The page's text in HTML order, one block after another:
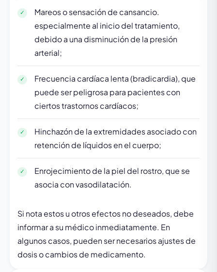
Mareos o sensación de cansancio.
especialmente al inicio del tratamiento,
debido a una disminución de la presión
arterial;
Frecuencia cardíaca lenta (bradicardia), que
puede ser peligrosa para pacientes con
ciertos trastornos cardíacos;
Hinchazón de la extremidades asociado con
retención de líquidos en el cuerpo;
Enrojecimiento de la piel del rostro, que se
asocia con vasodilatación.
Si nota estos u otros efectos no deseados, debe
informar a su médico inmediatamente. En
algunos casos, pueden ser necesarios ajustes de
dosis o cambios de medicamento.